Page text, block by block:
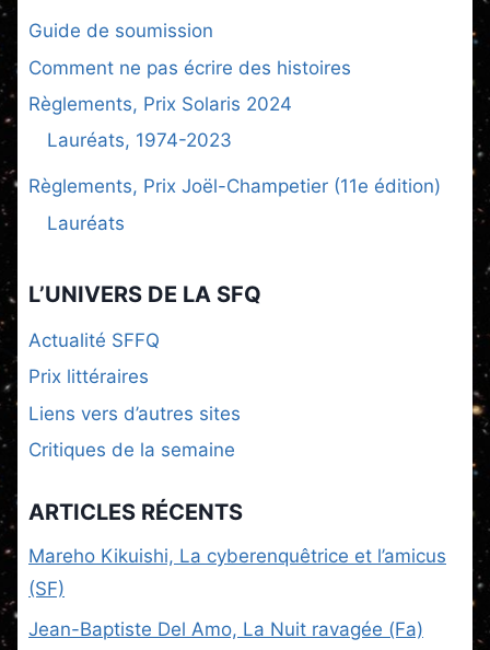
Guide de soumission
Comment ne pas écrire des histoires
Règlements, Prix Solaris 2024
Lauréats, 1974-2023
Règlements, Prix Joël-Champetier (11e édition)
Lauréats
L’UNIVERS DE LA SFQ
Actualité SFFQ
Prix littéraires
Liens vers d’autres sites
Critiques de la semaine
ARTICLES RÉCENTS
Mareho Kikuishi, La cyberenquêtrice et l’amicus
(SF)
Jean-Baptiste Del Amo, La Nuit ravagée (Fa)